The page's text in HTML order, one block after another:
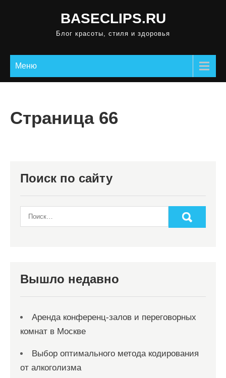
BASECLIPS.RU
Блог красоты, стиля и здоровья
Меню
Страница 66
Поиск по сайту
Вышло недавно
Аренда конференц-залов и переговорных
комнат в Москве
Выбор оптимального метода кодирования
от алкоголизма